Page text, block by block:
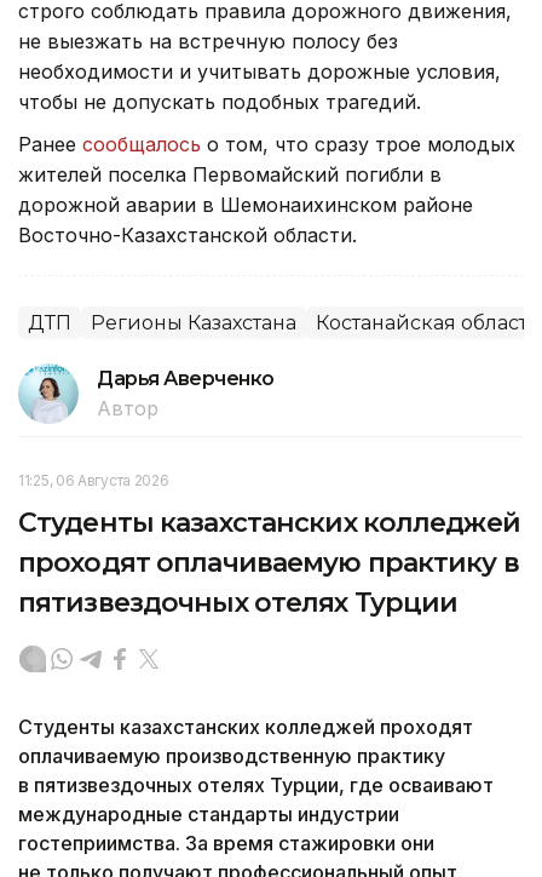
строго соблюдать правила дорожного движения,
не выезжать на встречную полосу без
необходимости и учитывать дорожные условия,
чтобы не допускать подобных трагедий.
Ранее сообщалось о том, что сразу трое молодых
жителей поселка Первомайский погибли в
дорожной аварии в Шемонаихинском районе
Восточно-Казахстанской области.
ДТП Регионы Казахстана Костанайская область
Дарья Аверченко
Автор
11:25, 06 Августа 2026
Студенты казахстанских колледжей
проходят оплачиваемую практику в
пятизвездочных отелях Турции
Студенты казахстанских колледжей проходят
оплачиваемую производственную практику
в пятизвездочных отелях Турции, где осваивают
международные стандарты индустрии
гостеприимства. За время стажировки они
не только получают профессиональный опыт,